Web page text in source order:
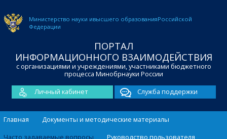
Министерство науки ивысшего образованияРоссийской
Федерации
ПОРТАЛ
ИНФОРМАЦИОННОГО ВЗАИМОДЕЙСТВИЯ
с организациями и учреждениями, участниками бюджетного
процесса Минобрнауки России
Личный кабинет
Служба поддержки
Главная
Документы и методические материалы
Часто задаваемые вопросы
Руководство пользователя